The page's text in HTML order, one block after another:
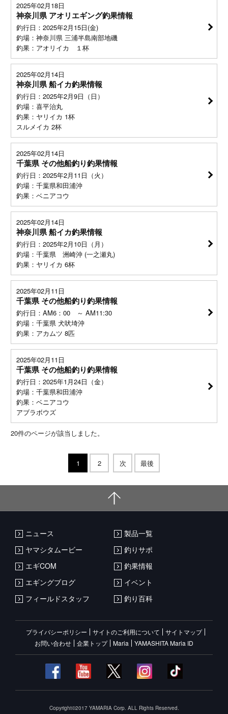
2025年02月18日
神奈川県 アオリエギング釣果情報
釣行日：2025年2月15日(金)
釣場：神奈川県 三浦半島南部地磯
釣果：アオリイカ １杯
2025年02月14日
神奈川県 船イカ釣果情報
釣行日：2025年2月9日（日）
釣場：喜平治丸
釣果：ヤリイカ 1杯
スルメイカ 2杯
2025年02月14日
千葉県 その他船釣り釣果情報
釣行日：2025年2月11日（火）
釣場：千葉県和田浦沖
釣果：ベニアコウ
2025年02月14日
神奈川県 船イカ釣果情報
釣行日：2025年2月10日（月）
釣場：千葉県 洲崎沖 (一之瀬丸)
釣果：ヤリイカ 6杯
2025年02月11日
千葉県 その他船釣り釣果情報
釣行日：AM6：00 ～ AM11:30
釣場：千葉県 犬吠埼沖
釣果：アカムツ 8匹
2025年02月11日
千葉県 その他船釣り釣果情報
釣行日：2025年1月24日（金）
釣場：千葉県和田浦沖
釣果：ベニアコウ
アブラボウズ
20件のページが該当しました。
1 2 次 最後
ニュース
製品一覧
ヤマシタムービー
釣りサポ
エギCOM
釣果情報
エギングブログ
イベント
フィールドスタッフ
釣り百科
プライバシーポリシー サイトのご利用について
サイトマップ
お問い合わせ
企業トップ Maria YAMASHITA Maria ID
Copyright©2017 YAMARIA Corp. ALL Rights Reserved.